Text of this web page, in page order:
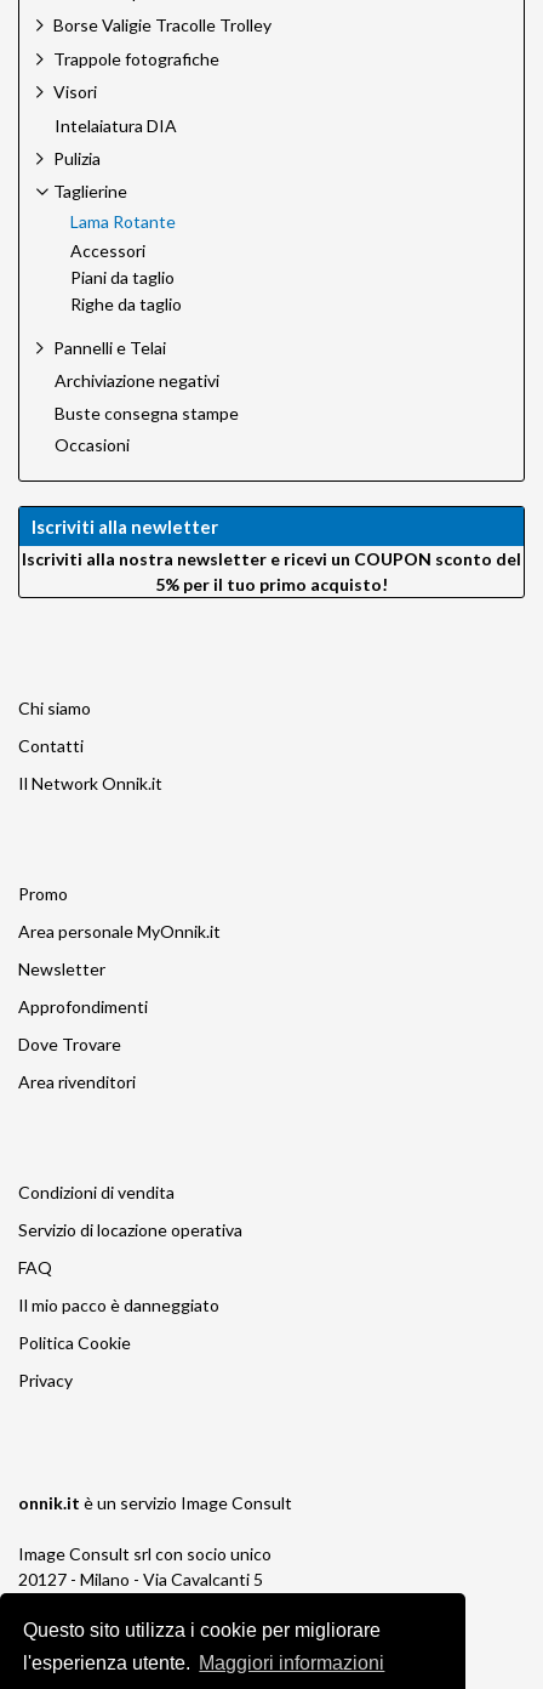
Questo sito utilizza i cookie per migliorare
l'esperienza utente. Maggiori informazioni
Borse Valigie Tracolle Trolley
Trappole fotografiche
Visori
Intelaiatura DIA
Pulizia
Taglierine
Lama Rotante
Accessori
Piani da taglio
Righe da taglio
Pannelli e Telai
Archiviazione negativi
Buste consegna stampe
Occasioni
Iscriviti alla newletter
Iscriviti alla nostra newsletter e ricevi un COUPON sconto del
5% per il tuo primo acquisto!
Chi siamo
Contatti
Il Network Onnik.it
Promo
Area personale MyOnnik.it
Newsletter
Approfondimenti
Dove Trovare
Area rivenditori
Condizioni di vendita
Servizio di locazione operativa
FAQ
Il mio pacco è danneggiato
Politica Cookie
Privacy
onnik.it è un servizio Image Consult
Image Consult srl con socio unico
20127 - Milano - Via Cavalcanti 5
P.IVA e C.F. 03383650961
REA 1673647 CCIAA Milano Monza Brianza